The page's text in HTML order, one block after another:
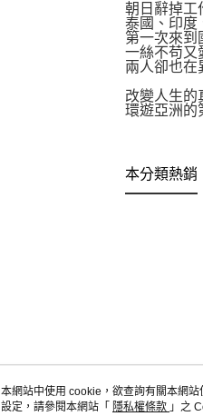
朝日辭掉工
泰國、印
第一次來到
一絲不苟又
兩人卻也在
改變人生的
環遊亞洲的
本分類熱銷
本網站中使用 cookie，欲查詢有關本網
設定，請參閱本網站「 隱私權條款 」之